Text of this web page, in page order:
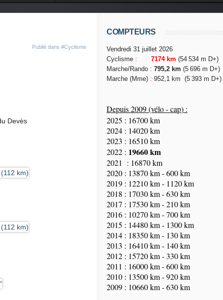
Publié dans #Cyclisme
Devès
COMPTEURS
Vendredi 31 juillet 2026
Cyclisme : 7174 km (54 534 m D+)
Marche/Rando : 795,2 km (5 696 m D+)
Marche (Mme) : 952,1 km (5 393 m D+)
Depuis 2009 (vélo - cap) :
2025 : 16700 km
2024 : 14020 km
2023 : 16510 km
2022 : 19660 km
2021 : 16870 km
2020 : 13870 km - 600 km
2019 : 12210 km - 1120 km
2018 : 17030 km - 630 km
2017 : 17530 km - 210 km
2016 : 10270 km - 700 km
2015 : 14480 km - 1300 km
2014 : 18350km- 130 km
2013 : 16410 km - 140 km
2012 : 15720 km - 330 km
2011 : 16000 km - 600 km
2010 : 13500 km - 920 km
2009 : 10660 km - 630 km